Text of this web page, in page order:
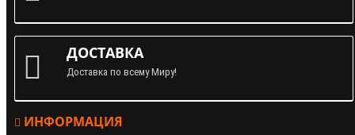
ДОСТАВКА
Доставка по всему Миру!
ИНФОРМАЦИЯ